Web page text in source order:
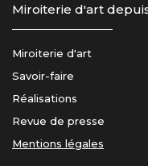
Miroiterie d'art
Miroiterie d'art
Savoir-faire
Réalisations
Revue de presse
Mentions légales